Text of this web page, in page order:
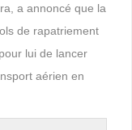
a annoncé que la
de rapatriement
lui de lancer
aérien en